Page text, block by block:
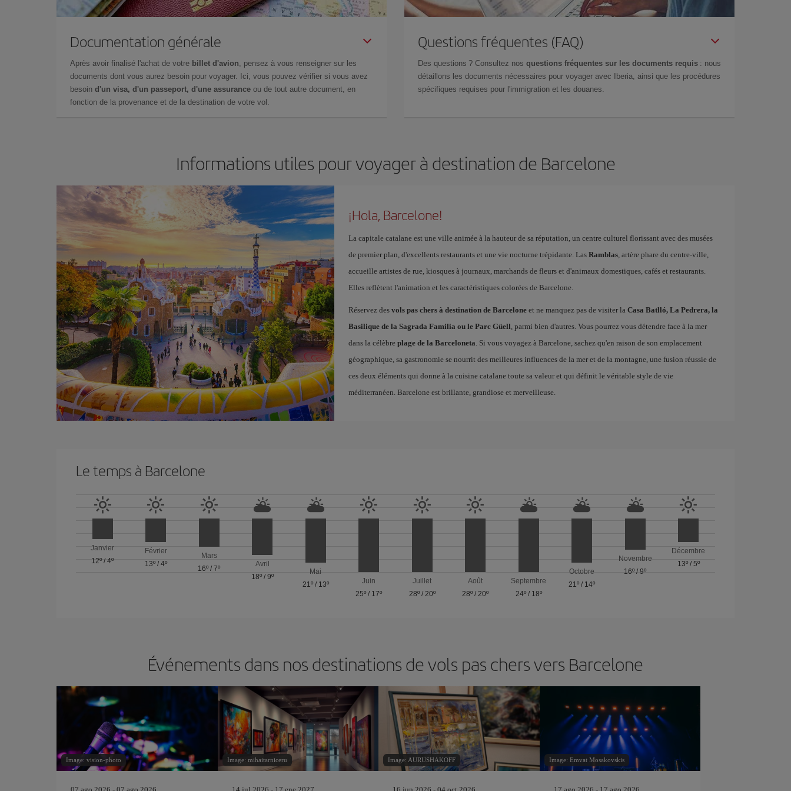
Documentation générale
Après avoir finalisé l'achat de votre billet d'avion, pensez à vous renseigner sur les
documents dont vous aurez besoin pour voyager. Ici, vous pouvez vérifier si vous avez
besoin d'un visa, d'un passeport, d'une assurance ou de tout autre document, en
fonction de la provenance et de la destination de votre vol.
Questions fréquentes (FAQ)
Des questions ? Consultez nos questions fréquentes sur les documents requis : nous
détaillons les documents nécessaires pour voyager avec Iberia, ainsi que les procédures
spécifiques requises pour l'immigration et les douanes.
Informations utiles pour voyager à destination de Barcelone
¡Hola, Barcelone!
La capitale catalane est une ville animée à la hauteur de sa réputation, un centre culturel florissant avec des musées
de premier plan, d'excellents restaurants et une vie nocturne trépidante. Las Ramblas, artère phare du centre-ville,
accueille artistes de rue, kiosques à journaux, marchands de fleurs et d'animaux domestiques, cafés et restaurants.
Elles reflètent l'animation et les caractéristiques colorées de Barcelone.
Réservez des vols pas chers à destination de Barceloneet ne manquez pas de visiter la Casa Batlló, La Pedrera, la
Basilique de la Sagrada Familia ou le Parc Güell, parmi bien d'autres. Vous pourrez vous détendre face à la mer
dans la célèbre plage de la Barceloneta. Si vous voyagez à Barcelone, sachez qu'en raison de son emplacement
géographique, sa gastronomie se nourrit des meilleures influences de la mer et de la montagne, une fusion réussie de
ces deux éléments qui donne à la cuisine catalane toute sa valeur et qui définit le véritable style de vie
méditerranéen. Barcelone est brillante, grandiose et merveilleuse.
Le temps à Barcelone
Janvier
12º/4º
Février
13º/ 4º
Mars
16º /7º
Avril
18º/ 9º
Mai
21º/ 13º
Juin
25º / 17º
Juillet
28º/ 20º
Août
28º /20º
Septembre
24º/ 18º
Octobre
21º / 14º
Novembre
16º /9º
Décembre
13º/ 5º
Événements dans nos destinations de vols pas chers vers Barcelone
Image: vision-photo Image: mihaitarniceru Image: AURUSHAKOFF Image: Emvat Mosakovskis